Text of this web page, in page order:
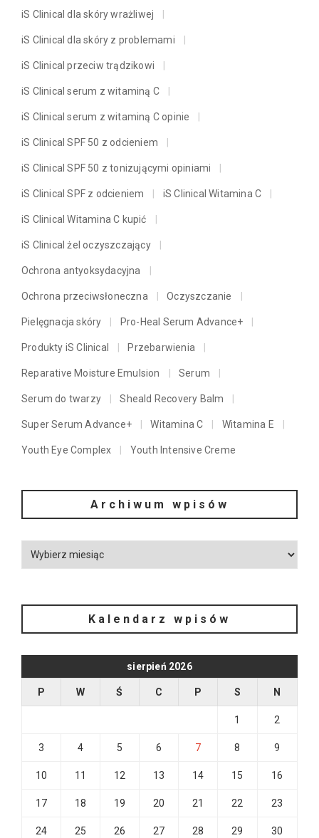
iS Clinical dla skóry wrażliwej
iS Clinical dla skóry z problemami
iS Clinical przeciw trądzikowi
iS Clinical serum z witaminą C
iS Clinical serum z witaminą C opinie
iS Clinical SPF 50 z odcieniem
iS Clinical SPF 50 z tonizującymi opiniami
iS Clinical SPF z odcieniem iS Clinical Witamina C
iS Clinical Witamina C kupić
iS Clinical żel oczyszczający
Ochrona antyoksydacyjna
Ochrona przeciwsłoneczna Oczyszczanie
Pielęgnacja skóry Pro-Heal Serum Advance+
Produkty iS Clinical Przebarwienia
Reparative Moisture Emulsion Serum
Serum do twarzy Sheald Recovery Balm
Super Serum Advance+ Witamina C Witamina E
Youth Eye Complex Youth Intensive Creme
Archiwum wpisów
Kalendarz wpisów
sierpień 2026
P W Ś C P S N
1 2
3 4 5 6 7 8 9
10 11 12 13 14 15 16
17 18 19 20 21 22 23
24 25 26 27 28 29 30